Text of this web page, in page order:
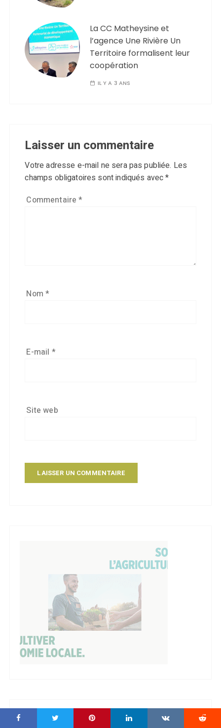
La CC Matheysine et
l’agence Une Rivière Un
Territoire formalisent leur
coopération
IL Y A 3 ANS
Laisser un commentaire
Votre adresse e-mail ne sera pas publiée. Les
champs obligatoires sont indiqués avec*
Commentaire*
Nom*
E-mail *
Site web